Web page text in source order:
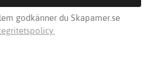
godkänner du Skapamer.se